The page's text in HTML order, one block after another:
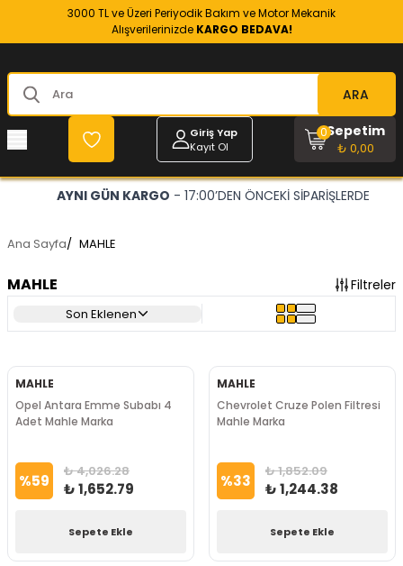
3000 TL ve Üzeri Periyodik Bakım ve Motor Mekanik
Alışverilerinizde KARGO BEDAVA!
ARA
Giriş Yap
Kayıt Ol
Sepetim
₺ 0,00
0
AYNI GÜN KARGO - 17:00’DEN ÖNCEKİ SİPARİŞLERDE
Ana Sayfa/ MAHLE
MAHLE Filtreler
Son Eklenen
MAHLE
Opel Antara Emme Subabı 4
Adet Mahle Marka
%59 ₺ 4,026.28
₺ 1,652.79
Sepete Ekle
MAHLE
Chevrolet Cruze Polen Filtresi
Mahle Marka
%33 ₺ 1,852.09
₺ 1,244.38
Sepete Ekle